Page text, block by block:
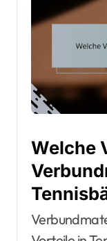
Welche